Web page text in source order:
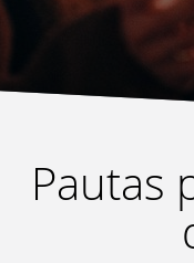
Pautas